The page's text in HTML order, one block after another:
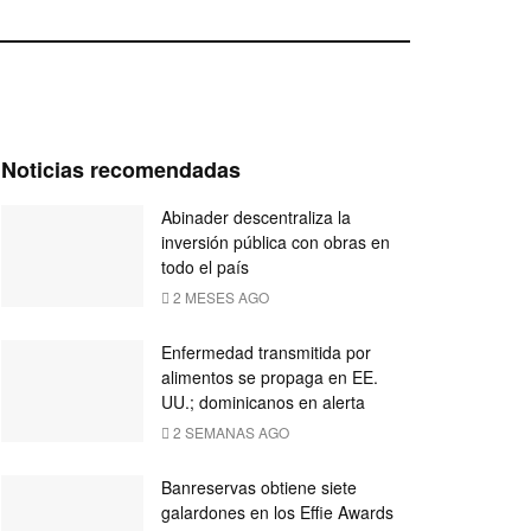
Noticias recomendadas
Abinader descentraliza la
inversión pública con obras en
todo el país
2 MESES AGO
Enfermedad transmitida por
alimentos se propaga en EE.
UU.; dominicanos en alerta
2 SEMANAS AGO
Banreservas obtiene siete
galardones en los Effie Awards